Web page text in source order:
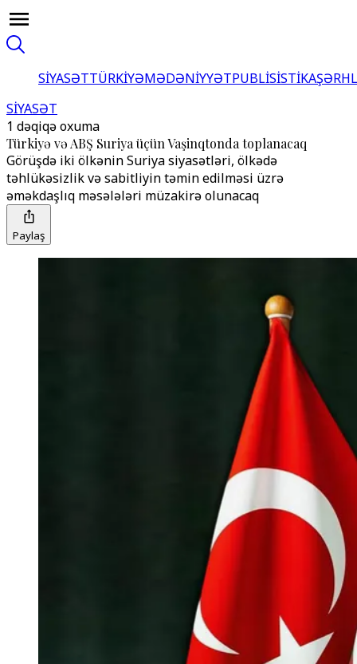
SİYASƏTTÜRKİYƏMƏDƏNİYYƏTPUBLİSİSTİKA
SİYASƏT
1 dəqiqə oxuma
Türkiyə və ABŞ Suriya üçün Vaşinqtonda toplanacaq
Görüşdə iki ölkənin Suriya siyasətləri, ölkədə
təhlükəsizlik və sabitliyin təmin edilməsi üzrə
əməkdaşlıq məsələləri müzakirə olunacaq
Paylaş